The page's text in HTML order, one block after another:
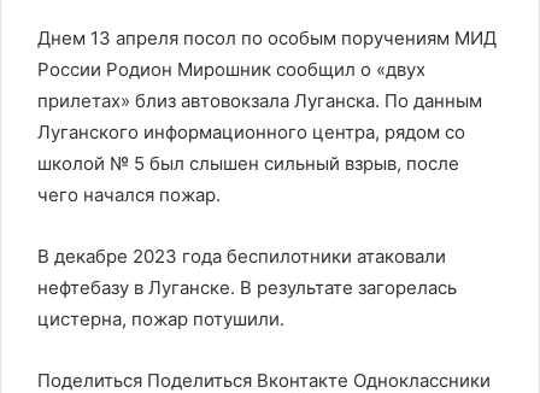
Днем 13 апреля посол по особым поручениям МИД
России Родион Мирошник сообщил о «двух
прилетах» близ автовокзала Луганска. По данным
Луганского информационного центра, рядом со
школой № 5 был слышен сильный взрыв, после
чего начался пожар.
В декабре 2023 года беспилотники атаковали
нефтебазу в Луганске. В результате загорелась
цистерна, пожар потушили.
Поделиться Поделиться Вконтакте Одноклассники